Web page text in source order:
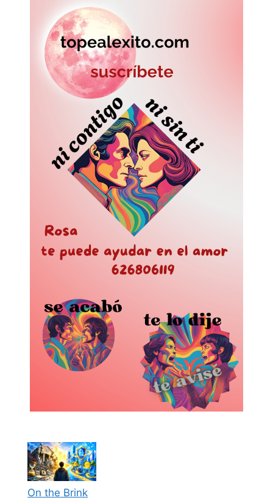
On the Brink